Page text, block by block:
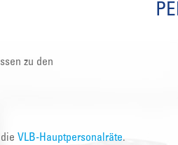
zu den
VLB-Hauptpersonalräte.